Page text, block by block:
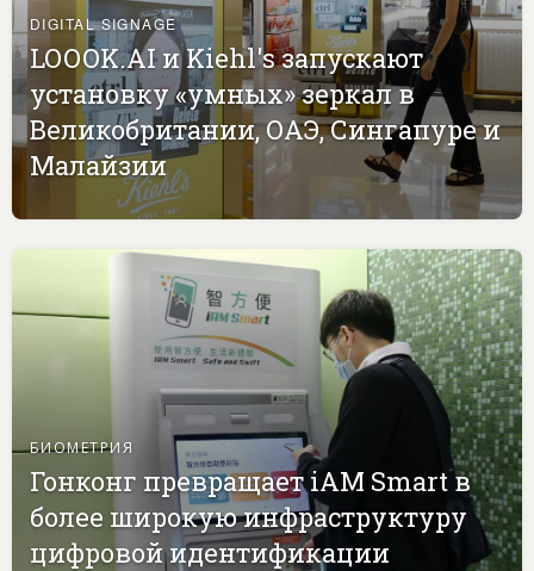
DIGITAL SIGNAGE
LOOOK.AI и Kiehl's запускают
установку «умных» зеркал в
Великобритании, ОАЭ, Сингапуре и
Малайзии
БИОМЕТРИЯ
Гонконг превращает iAM Smart в
более широкую инфраструктуру
цифровой идентификации